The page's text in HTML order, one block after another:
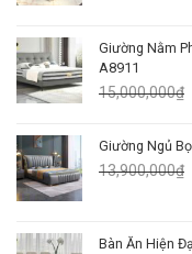
Giường Nằm
A8911
15,000,000₫
Giường Ngủ
13,900,000₫
Bàn Ăn Hiện